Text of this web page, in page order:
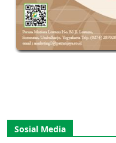
Sosial Media